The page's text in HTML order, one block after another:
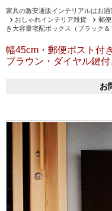
家具の激安通販インテリアルはお
おしゃれインテリア雑貨
郵
き大容量宅配ボックス（ブラック＆
幅45cm・郵便ポスト付
ブラウン・ダイヤル鍵付
お